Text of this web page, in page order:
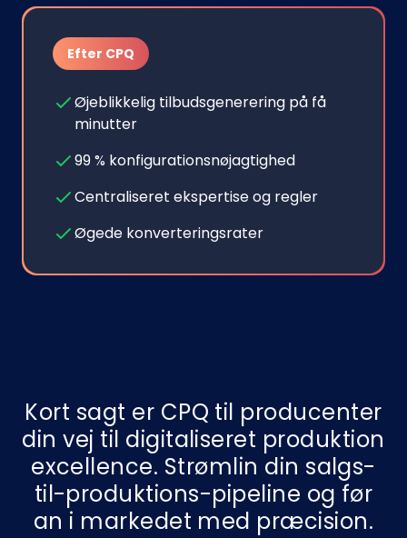
Efter CPQ
Øjeblikkelig tilbudsgenerering på få
minutter
99 % konfigurationsnøjagtighed
Centraliseret ekspertise og regler
Øgede konverteringsrater
Kort sagt er CPQ til producenter
din vej til digitaliseret produktion
excellence. Strømlin din salgs-
til-produktions-pipeline og før
an i markedet med præcision.